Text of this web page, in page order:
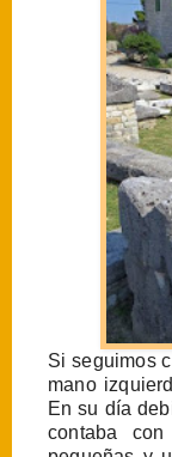
Si seguimos
mano
En su día
contaba